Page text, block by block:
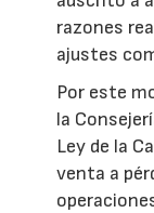
razones
ajustes
Por este
la
Ley de la
venta a